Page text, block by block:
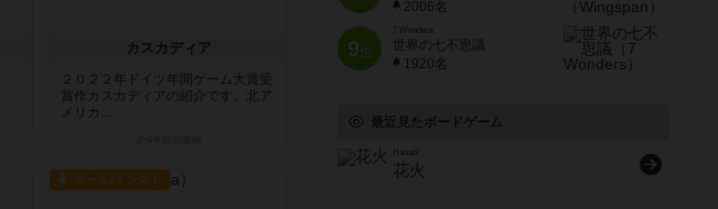
カスカディア
２０２２年ドイツ年間ゲーム大賞受
賞作カスカディアの紹介です。北ア
メリカ...
ルール/インスト
2006名
9位
7 Wonders
世界の七不思議
1920名
最近見たボードゲーム
Hanabi
花火